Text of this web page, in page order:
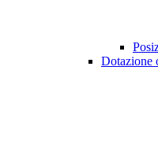
Dotazione